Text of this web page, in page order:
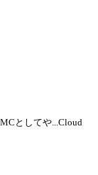
としてや...Cloud